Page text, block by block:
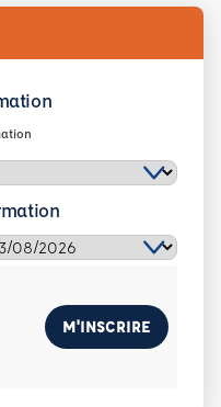
M'INSCRIRE